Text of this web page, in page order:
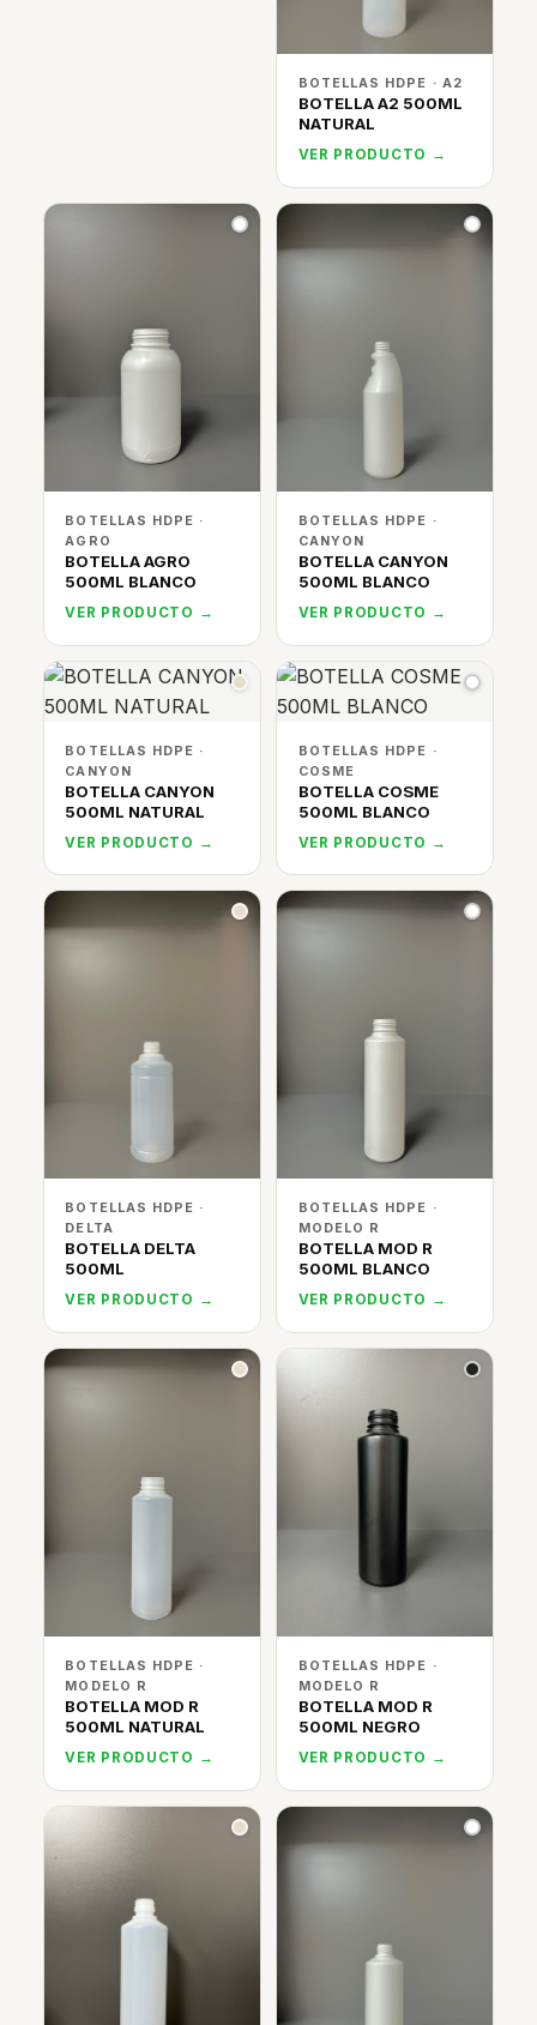
BOTELLAS HDPE · A2
BOTELLA A2 500ML
NATURAL
VER PRODUCTO →
BOTELLAS HDPE ·
AGRO
BOTELLA AGRO
500ML BLANCO
VER PRODUCTO →
BOTELLAS HDPE ·
CANYON
BOTELLA CANYON
500ML BLANCO
VER PRODUCTO →
BOTELLAS HDPE ·
CANYON
BOTELLA CANYON
500ML NATURAL
VER PRODUCTO →
BOTELLAS HDPE ·
COSME
BOTELLA COSME
500ML BLANCO
VER PRODUCTO →
BOTELLAS HDPE ·
DELTA
BOTELLA DELTA
500ML
VER PRODUCTO →
BOTELLAS HDPE ·
MODELO R
BOTELLA MOD R
500ML BLANCO
VER PRODUCTO →
BOTELLAS HDPE ·
MODELO R
BOTELLA MOD R
500ML NATURAL
VER PRODUCTO →
BOTELLAS HDPE ·
MODELO R
BOTELLA MOD R
500ML NEGRO
VER PRODUCTO →